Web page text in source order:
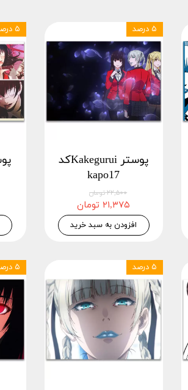
پوستر Kakeguruiکد
kapo17
۲۲,۵۰۰ تومان
۲۱,۳۷۵ تومان
افزودن به سبد خرید
۵ درصد ۵ درصد
۵ درصد ۵ درصد